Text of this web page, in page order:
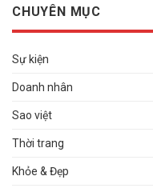
CHUYÊN MỤC
Sự kiện
Doanh nhân
Sao việt
Thời trang
Khỏe & Đẹp